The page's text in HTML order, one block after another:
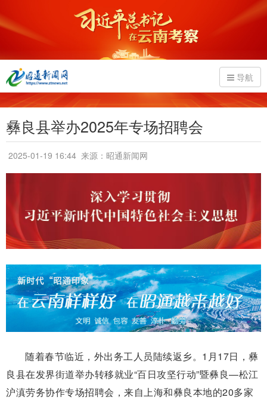
导航
彝良县举办2025年专场招聘会
2025-01-19 16:44 来源：昭通新闻网
随着春节临近，外出务工人员陆续返乡。1月17日，彝
良县在发界街道举办转移就业“百日攻坚行动”暨彝良—松江
沪滇劳务协作专场招聘会，来自上海和彝良本地的20多家